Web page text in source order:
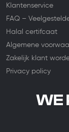
Klantenservice
FAQ –
Halal certifcaat
Algemene
Zakelijk klant
Privacy policy
WE